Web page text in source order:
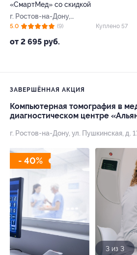
«СмартМед» со скидкой
г. Ростов-на-Дону,
Космонавтов пр-т, д. 25а
от 2 695 руб.
5.0 (9) Куплено 57
ЗАВЕРШЁННАЯ АКЦИЯ
Компьютерная томография в
диагностическом центре
г. Ростов-на-Дону, ул. Пушкинская, д.
- 40%
3 из 3